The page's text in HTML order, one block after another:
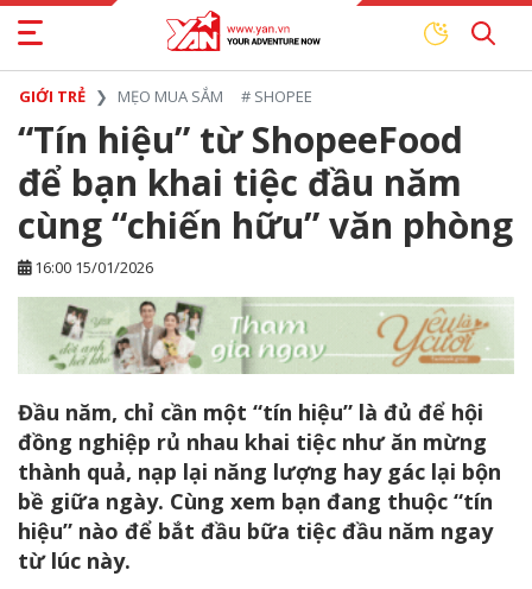
GIỚI TRẺ MẸO MUA SẮM # SHOPEE
“Tín hiệu” từ ShopeeFood
để bạn khai tiệc đầu năm
cùng “chiến hữu” văn phòng
16:00 15/01/2026
Đầu năm, chỉ cần một “tín hiệu” là đủ để hội
đồng nghiệp rủ nhau khai tiệc như ăn mừng
thành quả, nạp lại năng lượng hay gác lại bộn
bề giữa ngày. Cùng xem bạn đang thuộc “tín
hiệu” nào để bắt đầu bữa tiệc đầu năm ngay
từ lúc này.